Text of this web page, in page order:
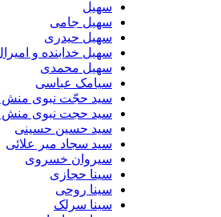
سهیل جامی
سهیل حیدری
سهیل خدابنده و امیرال و طرفه
سهیل محمدی
سیامک عباسی
سید حجّت نبوی منش «کاوه»
سید حجت نبوی منش ( کاوه )
سید حسین حسینى
سید سجاد میر علائی
سیروان خسروی
سینا حجازی
سینا روحی
سینا سرلک